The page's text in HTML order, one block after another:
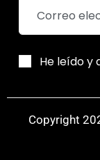
He leído y
Copyright